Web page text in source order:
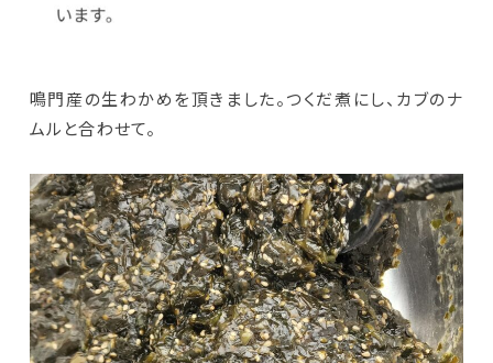
鳴門産の生わかめを頂きました。つくだ煮にし、カブのナ
ムルと合わせて。